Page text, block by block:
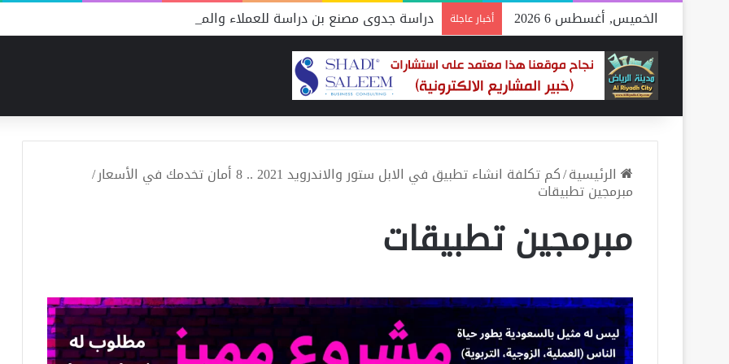
الخميس, أغسطس 6 2026 أخبار عاجلة دراسة جدوى مصنع بن دراسة للعملاء والمنافسين
الرئيسية/كم تكلفة انشاء تطبيق في الابل ستور والاندرويد 2021 .. 8 أمان تخدمك في الأسعار /
مبرمجين تطبيقات
مبرمجين تطبيقات